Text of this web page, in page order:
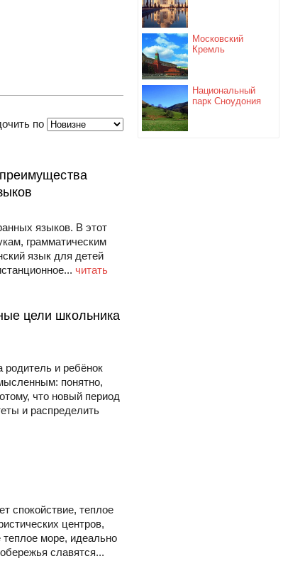
Московский
Кремль
Национальный
парк Сноудония
по
языков. В этот
грамматическим
язык для детей
читать
цели школьника
и ребёнок
понятно,
что новый период
и распределить
спокойствие, теплое
центров,
море, идеально
славятся...